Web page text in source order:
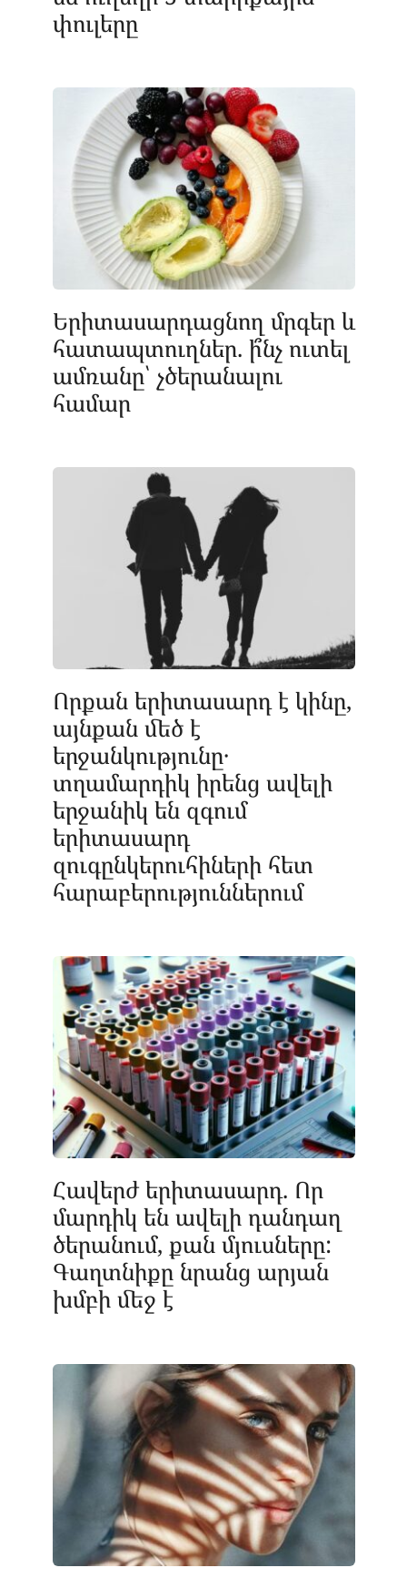
փուլերը
Երիտասարդացնող մրգեր և
հատապտուղներ. ի՞նչ ուտել
ամռանը՝ չծերանալու
համար
Որքան երիտասարդ է կինը,
այնքան մեծ է
երջանկությունը․
տղամարդիկ իրենց ավելի
երջանիկ են զգում
երիտասարդ
զուգընկերուհիների հետ
հարաբերություններում
Հավերժ երիտասարդ. Որ
մարդիկ են ավելի դանդաղ
ծերանում, քան մյուսները:
Գաղտնիքը նրանց արյան
խմբի մեջ է